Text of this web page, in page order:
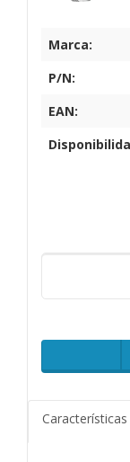
Marca:
P/N:
EAN:
Características